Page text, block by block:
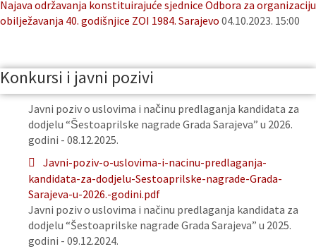
Najava održavanja konstituirajuće sjednice Odbora za organizaciju
obilježavanja 40. godišnjice ZOI 1984. Sarajevo 04.10.2023. 15:00
Konkursi i javni pozivi
Javni poziv o uslovima i načinu predlaganja kandidata za
dodjelu “Šestoaprilske nagrade Grada Sarajeva” u 2026.
godini - 08.12.2025.
Javni-poziv-o-uslovima-i-nacinu-predlaganja-
kandidata-za-dodjelu-Sestoaprilske-nagrade-Grada-
Sarajeva-u-2026.-godini.pdf
Javni poziv o uslovima i načinu predlaganja kandidata za
dodjelu “Šestoaprilske nagrade Grada Sarajeva” u 2025.
godini - 09.12.2024.